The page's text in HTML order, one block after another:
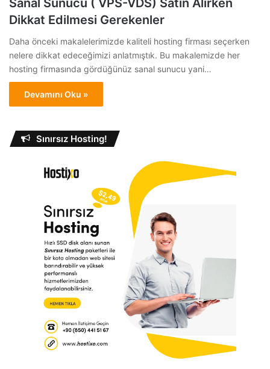
Dikkat Edilmesi Gerekenler
Daha önceki makalelerimizde kaliteli hosting firması seçerken
nelere dikkat edeceğimizi anlatmıştık. Bu makalemizde her
hosting firmasında gördüğünüz sanal sunucu yani…
Devamını Oku »
Sınırsız Hosting!